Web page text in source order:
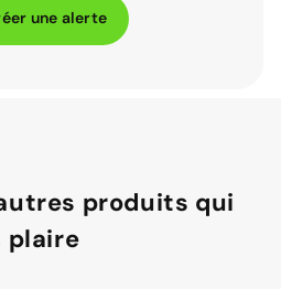
une alerte
produits qui
plaire